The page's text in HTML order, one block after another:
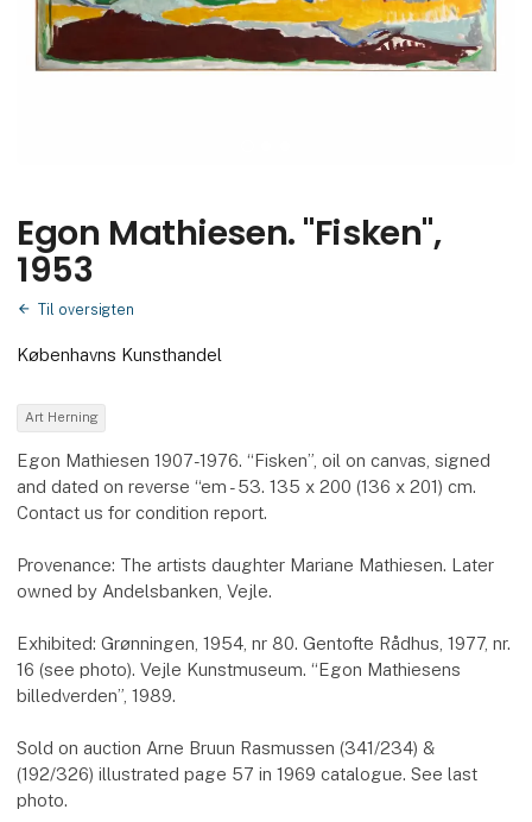
Egon Mathiesen. "Fisken",
1953
Til oversigten
Københavns Kunsthandel
Art Herning
Egon Mathiesen 1907-1976. “Fisken”, oil on canvas, signed
and dated on reverse “em - 53. 135 x 200 (136 x 201) cm.
Contact us for condition report.
Provenance: The artists daughter Mariane Mathiesen. Later
owned by Andelsbanken, Vejle.
Exhibited: Grønningen, 1954, nr 80. Gentofte Rådhus, 1977, nr.
16 (see photo). Vejle Kunstmuseum. “Egon Mathiesens
billedverden”, 1989.
Sold on auction Arne Bruun Rasmussen (341/234) &
(192/326) illustrated page 57 in 1969 catalogue. See last
photo.